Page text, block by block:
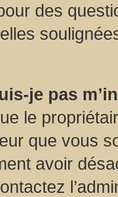
des
je pas
le
que vous
avoir